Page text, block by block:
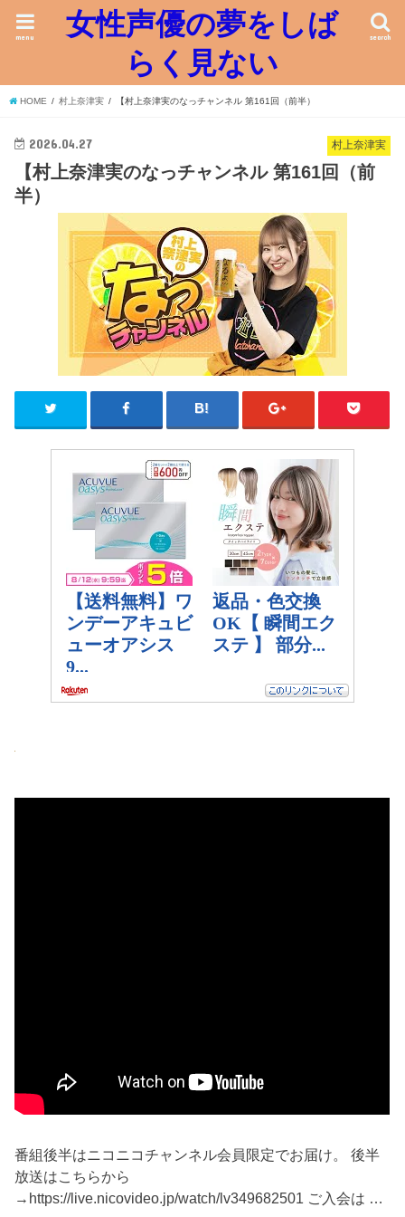
女性声優の夢をしば
らく見ない
search
menu
HOME 村上奈津実 【村上奈津実のなっチャンネル 第161回（前半）
村上奈津実
2026.04.27
【村上奈津実のなっチャンネル 第161回（前
半）
番組後半はニコニコチャンネル会員限定でお届け。 後半
放送はこちらから
→https://live.nicovideo.jp/watch/lv349682501 ご入会は …